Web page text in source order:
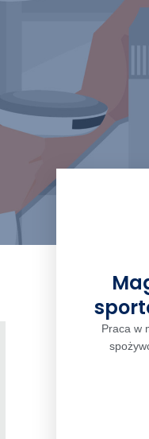
Praca w